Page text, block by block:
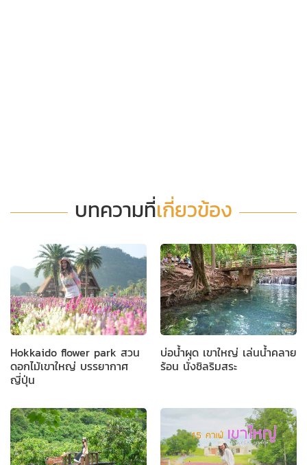
บทความที่เกี่ยวข้อง
Hokkaido flower park สวน
ดอกไม้เขาใหญ่ บรรยากาศ
ญี่ปุ่น
บ่อน้ำผุด เขาใหญ่ เล่นน้ำคลาย
ร้อน นั่งชิลริมสระ